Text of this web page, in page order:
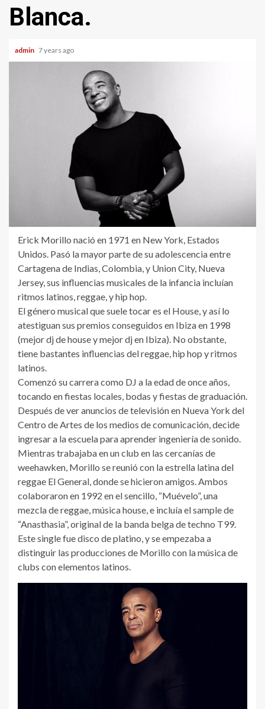
Blanca.
admin 7 years ago
Erick Morillo nació en 1971 en New York, Estados
Unidos. Pasó la mayor parte de su adolescencia entre
Cartagena de Indias, Colombia, y Union City, Nueva
Jersey, sus influencias musicales de la infancia incluían
ritmos latinos, reggae, y hip hop.
El género musical que suele tocar es el House, y así lo
atestiguan sus premios conseguidos en Ibiza en 1998
(mejor dj de house y mejor dj en Ibiza). No obstante,
tiene bastantes influencias del reggae, hip hop y ritmos
latinos.
Comenzó su carrera como DJ a la edad de once años,
tocando en fiestas locales, bodas y fiestas de graduación.
Después de ver anuncios de televisión en Nueva York del
Centro de Artes de los medios de comunicación, decide
ingresar a la escuela para aprender ingeniería de sonido.
Mientras trabajaba en un club en las cercanías de
weehawken, Morillo se reunió con la estrella latina del
reggae El General, donde se hicieron amigos. Ambos
colaboraron en 1992 en el sencillo, “Muévelo”, una
mezcla de reggae, música house, e incluía el sample de
“Anasthasia”, original de la banda belga de techno T99.
Este single fue disco de platino, y se empezaba a
distinguir las producciones de Morillo con la música de
clubs con elementos latinos.